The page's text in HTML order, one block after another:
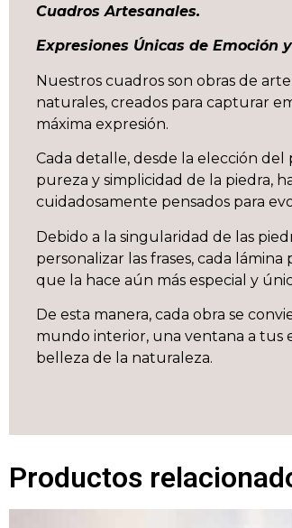
Cuadros Artesanales.
Expresiones Únicas de Emoción
Nuestros cuadros son obras de
naturales, creados para capturar
máxima expresión.
Cada detalle, desde la elección
pureza y simplicidad de la piedra,
cuidadosamente pensados para
Debido a la singularidad de las
personalizar las frases, cada
que la hace aún más especial y
De esta manera, cada obra se
mundo interior, una ventana a tus
belleza de la naturaleza.
Productos